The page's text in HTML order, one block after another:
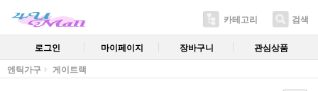
카테고리 검색
로그인 마이페이지 장바구니 관심상품
엔틱가구 게이트랙